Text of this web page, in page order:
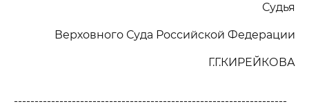
Судья
Верховного Суда Российской Федерации
Г.Г.КИРЕЙКОВА
------------------------------------------------------------------